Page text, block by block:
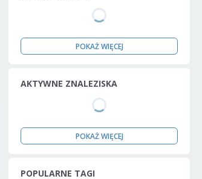
POKAŻ WIĘCEJ
AKTYWNE ZNALEZISKA
POKAŻ WIĘCEJ
POPULARNE TAGI